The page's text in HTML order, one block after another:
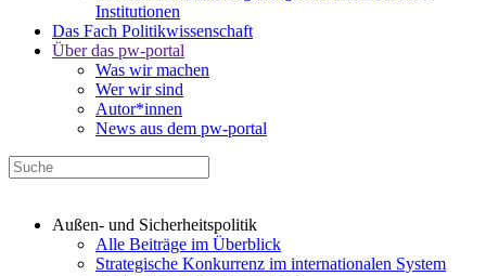
Institutionen
Das Fach Politikwissenschaft
Über das pw-portal
Was wir machen
Wer wir sind
Autor*innen
News aus dem pw-portal
Außen- und Sicherheitspolitik
Alle Beiträge im Überblick
Strategische Konkurrenz im internationalen System